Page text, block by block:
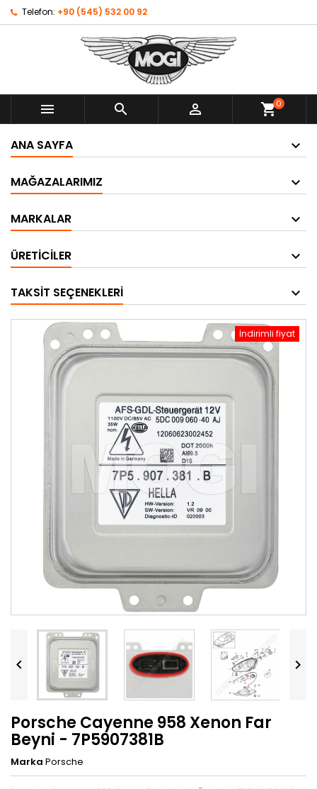
Telefon: +90 (545) 532 00 92
   shopping_cart0
ANA SAYFA
MAĞAZALARIMIZ
MARKALAR
ÜRETICILER
TAKSIT SEÇENEKLERI
İndirimli fiyat
 
Porsche Cayenne 958 Xenon Far
Beyni - 7P5907381B
Marka Porsche